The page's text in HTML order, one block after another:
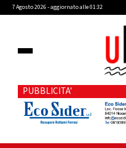
7 Agosto 2026 - aggiornato alle 01:32
PUBBLICITA'